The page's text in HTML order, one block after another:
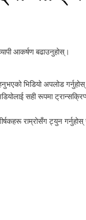
आकर्षण बढाउनुहोस्।
भिडियो अपलोड
सही रूपमा
राम्रोसँग ट्युन गर्नुहोस्